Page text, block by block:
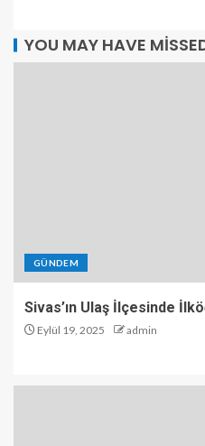
YOU MAY HAVE
GÜNDEM
Sivas’ın Ulaş İlçesinde
Eylül 19, 2025 admin